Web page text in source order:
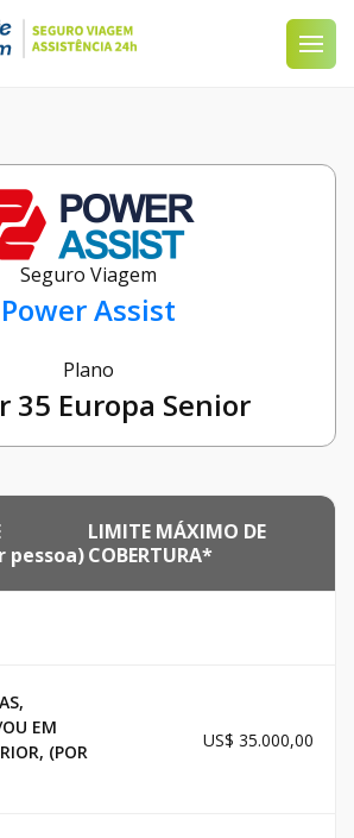
Seguro Viagem
Power Assist
Plano
35 Europa Senior
pessoa)
LIMITE MÁXIMO DE
COBERTURA*
EM
(POR
US$ 35.000,00